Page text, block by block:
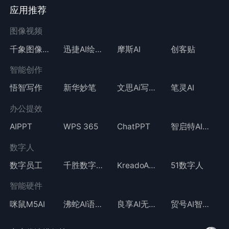
应用推荐
图像视频
千象图像视频 迅捷AI绘画 摩斯AI 创客贴
智能创作
悟智写作 新华妙笔 文思Ai写作 笔灵AI
办公提效
AIPPT WPS 365 ChatPPT 智启特AI学术助手
数字人
数字员工 千胜数字人 KreadoAI数字人 51数字人
智能硬件
咪鼠M5AI 沸蛇AI语音鼠标 良享AI无线鼠标 贸号AI智能鼠标